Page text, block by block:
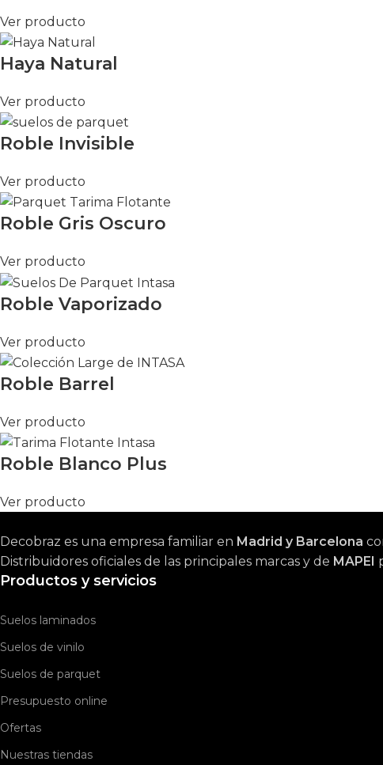
Ver producto
Haya Natural
Ver producto
Roble Invisible
Ver producto
Roble Gris Oscuro
Ver producto
Roble Vaporizado
Ver producto
Roble Barrel
Ver producto
Roble Blanco Plus
Ver producto
Decobraz es una empresa familiar en Madrid y Barcelona
Distribuidores oficiales de las principales marcas y de MAPEI
Productos y servicios
Suelos laminados
Suelos de vinilo
Suelos de parquet
Presupuesto online
Ofertas
Nuestras tiendas